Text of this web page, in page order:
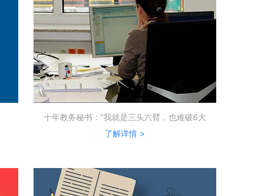
十年教务秘书：“我就是三头六臂，也难破6大
···
了解详情 >